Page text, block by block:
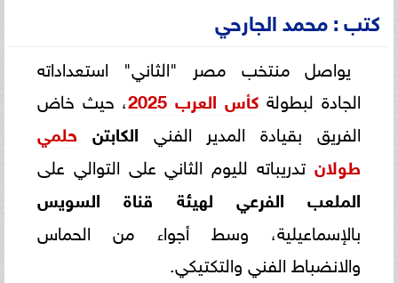
كتب : محمد الجارحي
يواصل منتخب مصر "الثاني" استعداداته
الجادة لبطولة كأس العرب 2025
، حيث خاض
الفريق بقيادة المدير الفني الكابتن حلمي
طولان تدريباته لليوم الثاني على التوالي على
الملعب الفرعي لهيئة قناة السويس
بالإسماعيلية، وسط أجواء من الحماس
والانضباط الفني والتكتيكي.